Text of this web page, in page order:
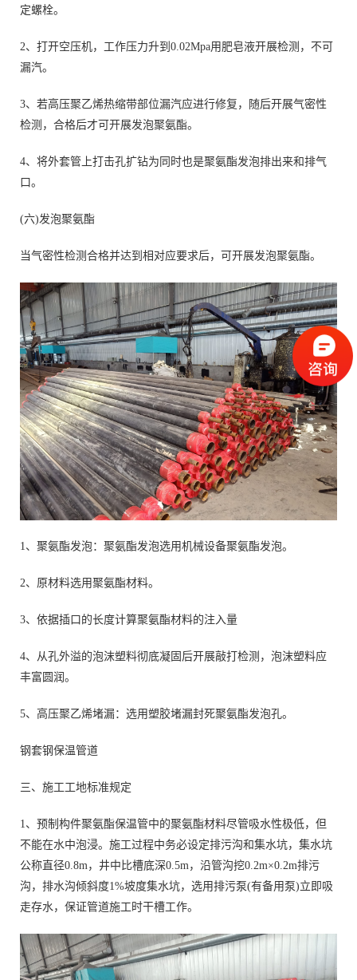
定螺栓。
2、打开空压机，工作压力升到0.02Mpa用肥皂液开展检测，不可
漏汽。
3、若高压聚乙烯热缩带部位漏汽应进行修复，随后开展气密性
检测，合格后才可开展发泡聚氨酯。
4、将外套管上打击孔扩钻为同时也是聚氨酯发泡排出来和排气
口。
(六)发泡聚氨酯
当气密性检测合格并达到相对应要求后，可开展发泡聚氨酯。
1、聚氨酯发泡：聚氨酯发泡选用机械设备聚氨酯发泡。
2、原材料选用聚氨酯材料。
3、依据插口的长度计算聚氨酯材料的注入量
4、从孔外溢的泡沫塑料彻底凝固后开展敲打检测，泡沫塑料应
丰富圆润。
5、高压聚乙烯堵漏：选用塑胶堵漏封死聚氨酯发泡孔。
钢套钢保温管道
三、施工工地标准规定
1、预制构件聚氨酯保温管中的聚氨酯材料尽管吸水性极低，但
不能在水中泡浸。施工过程中务必设定排污沟和集水坑，集水坑
公称直径0.8m，井中比槽底深0.5m，沿管沟挖0.2m×0.2m排污
沟，排水沟倾斜度1%坡度集水坑，选用排污泵(有备用泵)立即吸
走存水，保证管道施工时干槽工作。